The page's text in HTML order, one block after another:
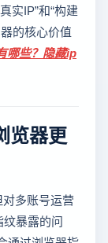
实IP”和“构建
的核心价值
哪些？隐藏ip
览器更
多账号运营
暴露的问